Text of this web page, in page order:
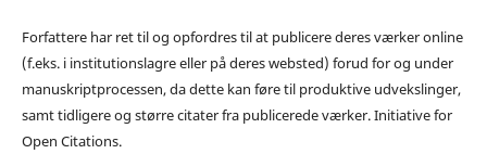
Forfattere har ret til og opfordres til at publicere deres værker online
(f.eks. i institutionslagre eller på deres websted) forud for og under
manuskriptprocessen, da dette kan føre til produktive udvekslinger,
samt tidligere og større citater fra publicerede værker. Initiative for
Open Citations.